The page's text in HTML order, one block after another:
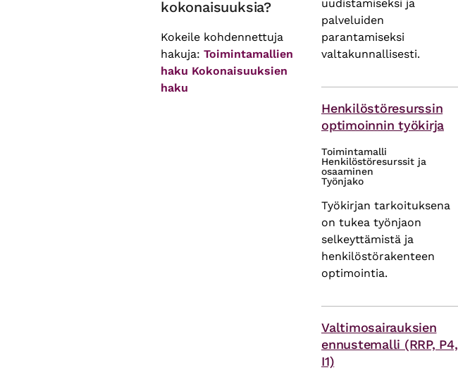
kokonaisuuksia?
Kokeile kohdennettuja
hakuja: Toimintamallien
haku Kokonaisuuksien
haku
uudistamiseksi ja
palveluiden
parantamiseksi
valtakunnallisesti.
Henkilöstöresurssin
optimoinnin työkirja
Toimintamalli
Henkilöstöresurssit ja
osaaminen
Työnjako
Työkirjan tarkoituksena
on tukea työnjaon
selkeyttämistä ja
henkilöstörakenteen
optimointia.
Valtimosairauksien
ennustemalli (RRP, P4,
I1)